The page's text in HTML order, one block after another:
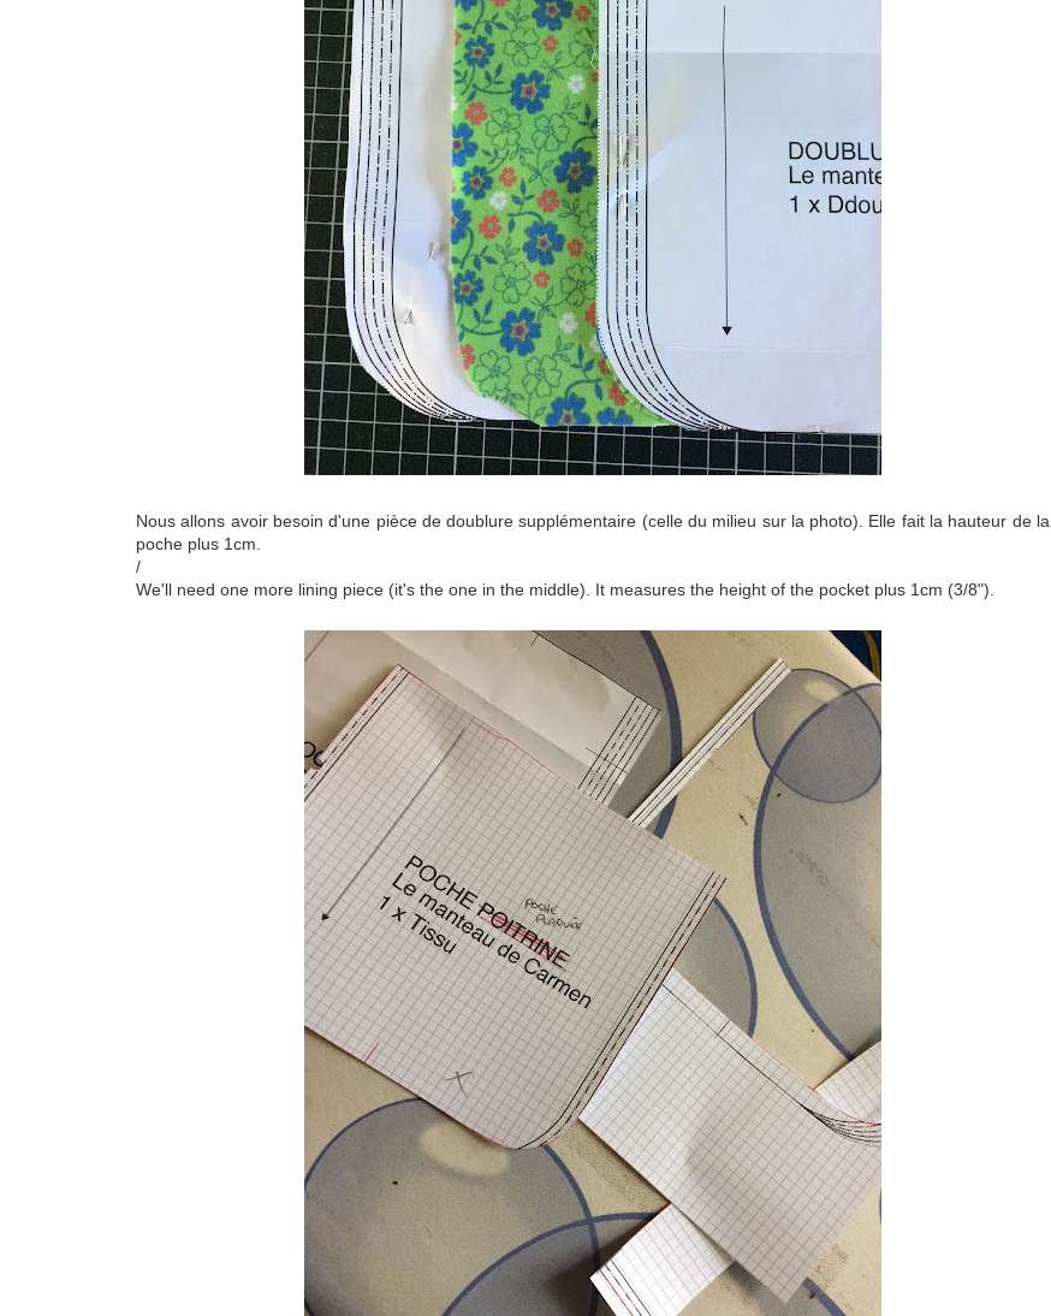
Nous allons avoir besoin d'une pièce de doublure supplémentaire (celle du milieu sur la photo). Elle fait la hauteur de la
poche plus 1cm.
/
We'll need one more lining piece (it's the one in the middle). It measures the height of the pocket plus 1cm (3/8").